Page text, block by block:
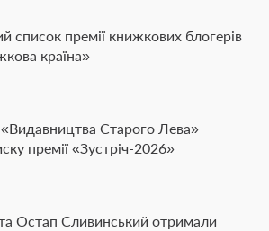
список премії книжкових блогерів
країна»
Старого Лева»
премії «Зустріч-2026»
Остап Сливинський отримали